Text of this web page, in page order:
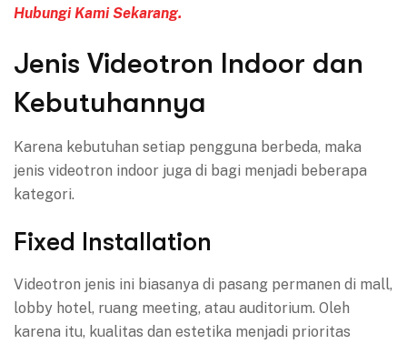
Hubungi Kami Sekarang.
Jenis Videotron Indoor dan
Kebutuhannya
Karena kebutuhan setiap pengguna berbeda, maka
jenis videotron indoor juga di bagi menjadi beberapa
kategori.
Fixed Installation
Videotron jenis ini biasanya di pasang permanen di mall,
lobby hotel, ruang meeting, atau auditorium. Oleh
karena itu, kualitas dan estetika menjadi prioritas